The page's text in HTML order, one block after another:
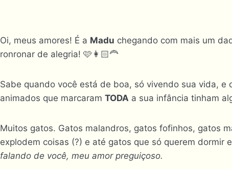
Oi, meus amores! É a Madu chegando com mais um
ronronar de alegria! 🩷👩🏻‍🦰
Sabe quando você está de boa, só vivendo sua vida, e
animados que marcaram TODA a sua infância tinham
Muitos gatos. Gatos malandros, gatos fofinhos, gatos
explodem coisas (?) e até gatos que só querem dormir
falando de você, meu amor preguiçoso.